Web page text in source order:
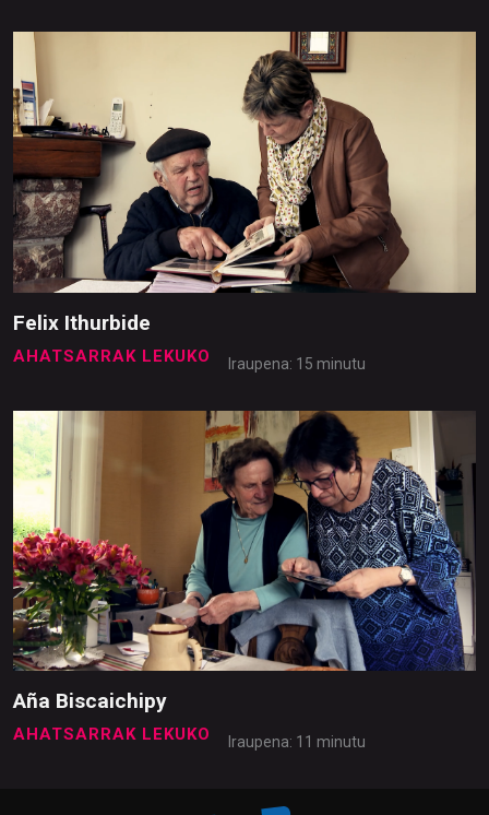
Felix Ithurbide
AHATSARRAK LEKUKO Iraupena: 15 minutu
Aña Biscaichipy
AHATSARRAK LEKUKO Iraupena: 11 minutu